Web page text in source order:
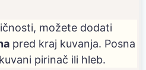
možete dodati
pred kraj kuvanja. Posna
pirinač ili hleb.